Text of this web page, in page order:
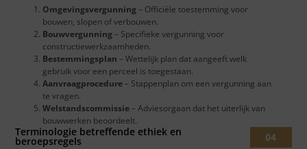
Omgevingsvergunning– Officiële toestemming voor
bouwen, slopen of verbouwen.
Bouwvergunning– Specifieke vergunning voor
constructiewerkzaamheden.
Bestemmingsplan – Wettelijk plan dat aangeeft welk
gebruik voor een perceel is toegestaan.
Aanvraagprocedure– Stappenplan om een vergunning aan
te vragen.
Welstandscommissie– Adviesorgaan dat het uiterlijk van
bouwwerken beoordeelt.
Terminologie betreffende ethiek en
beroepsregels 04